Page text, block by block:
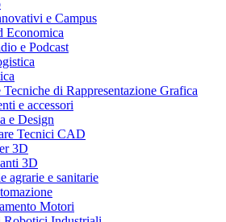
e Campus
Economica
e Podcast
Tecniche di Rappresentazione Grafica
e accessori
e Design
Tecnici CAD
3D
3D
agrarie e sanitarie
Motori